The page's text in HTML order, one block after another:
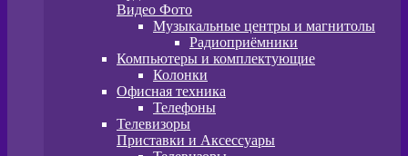
Видео Фото
Музыкальные центры и магнитолы
Радиоприёмники
Компьютеры и комплектующие
Колонки
Офисная техника
Телефоны
Телевизоры
Приставки и Аксессуары